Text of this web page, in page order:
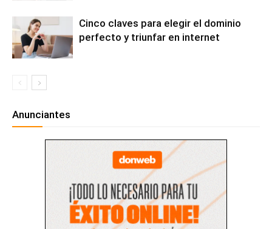
Cinco claves para elegir el dominio
perfecto y triunfar en internet
Anunciantes